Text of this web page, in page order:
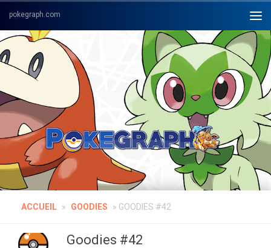
Skip to content
ACCUEIL » GOODIES » GOODIES #42
Goodies #42